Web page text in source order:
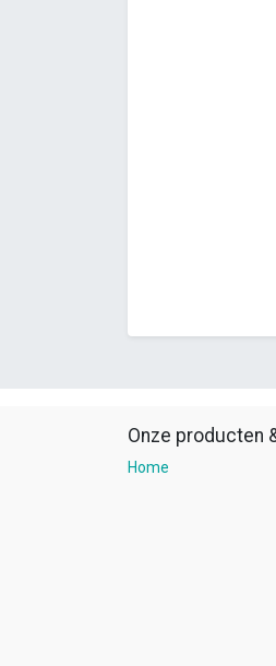
Onze producten
Home